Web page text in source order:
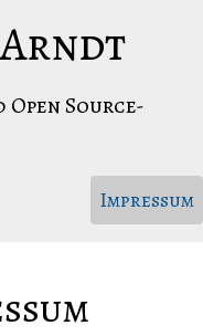
Source-
Impressum